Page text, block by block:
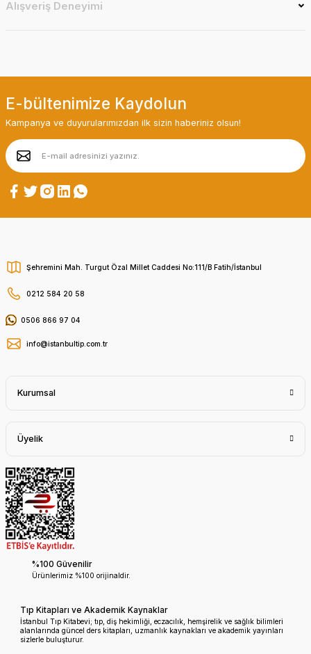
Alışveriş Deneyimi
E-bültenimize Kaydolun
Kampanya ve duyurularımızdan ilk sizin haberiniz olsun!
Şehremini Mah. Turgut Özal Millet Caddesi No:111/B Fatih/İstanbul
0212 584 20 58
0506 866 97 04
info@istanbultip.com.tr
Kurumsal
Üyelik
%100 Güvenilir
Ürünlerimiz %100 orijinaldir.
Tıp Kitapları ve Akademik Kaynaklar
İstanbul Tıp Kitabevi; tıp, diş hekimliği, eczacılık, hemşirelik ve sağlık bilimleri
alanlarında güncel ders kitapları, uzmanlık kaynakları ve akademik yayınları
sizlerle buluşturur.